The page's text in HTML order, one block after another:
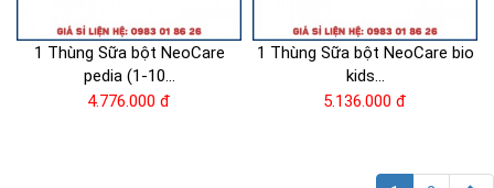
1 Thùng Sữa bột NeoCare
pedia (1-10...
4.776.000 đ
1 Thùng Sữa bột NeoCare bio
kids...
5.136.000 đ